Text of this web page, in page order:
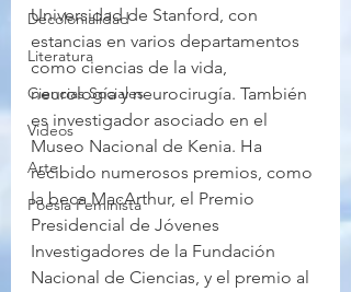
Decolonialidad
Literatura
Ciencias Sociales
Videos
Arte
Poesía Feminista
Universidad de Stanford, con
estancias en varios departamentos
como ciencias de la vida,
neurología y neurocirugía. También
es investigador asociado en el
Museo Nacional de Kenia. Ha
recibido numerosos premios, como
la beca MacArthur, el Premio
Presidencial de Jóvenes
Investigadores de la Fundación
Nacional de Ciencias, y el premio al